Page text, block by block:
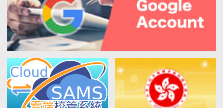
基本法與我海報設計比賽
2026-7-24
愛國教育： 「國潮解碼」計劃：西安文化探索之